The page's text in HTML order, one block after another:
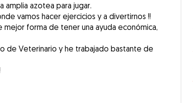
amplia azotea para jugar.
vamos hacer ejercicios y a divertirnos !!
mejor forma de tener una ayuda económica,
de Veterinario y he trabajado bastante de